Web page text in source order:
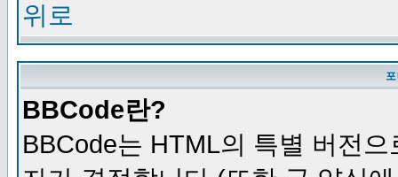
위로
BBCode란?
BBCode는 HTML의 특별 버전